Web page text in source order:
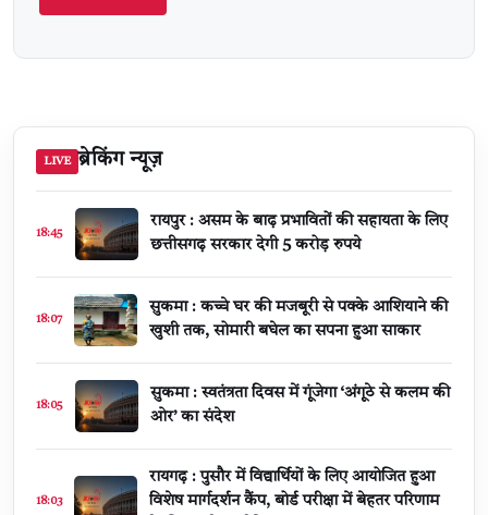
LIVE ब्रेकिंग न्यूज़
18:45
रायपुर : असम के बाढ़ प्रभावितों की सहायता के लिए
छत्तीसगढ़ सरकार देगी 5 करोड़ रुपये
18:07
सुकमा : कच्चे घर की मजबूरी से पक्के आशियाने की
खुशी तक, सोमारी बघेल का सपना हुआ साकार
18:05
सुकमा : स्वतंत्रता दिवस में गूंजेगा ‘अंगूठे से कलम की
ओर’ का संदेश
18:03
रायगढ़ : पुसौर में विद्यार्थियों के लिए आयोजित हुआ
विशेष मार्गदर्शन कैंप, बोर्ड परीक्षा में बेहतर परिणाम